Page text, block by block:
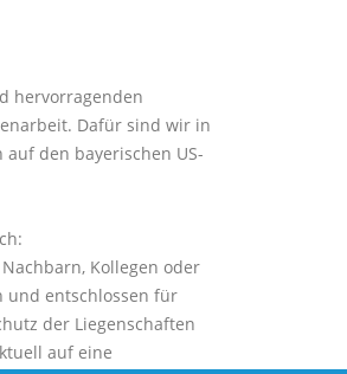
hervorragenden
Dafür sind wir in
den bayerischen US-
Kollegen oder
und entschlossen für
der Liegenschaften
auf eine